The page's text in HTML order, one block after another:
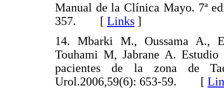
Manual de la Clínica Mayo. 7ª
357. [ Links ]
14. Mbarki M., Oussama A.,
Touhami M, Jabrane A.
pacientes de la zona de
Urol.2006,59(6): 653-59. [